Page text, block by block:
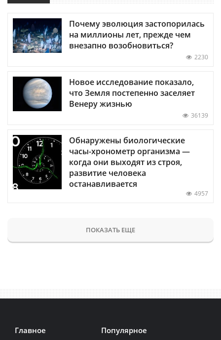
Почему эволюция застопорилась
на миллионы лет, прежде чем
внезапно возобновиться?
2230
Новое исследование показало,
что Земля постепенно заселяет
Венеру жизнью
36139
Обнаружены биологические
часы-хронометр организма —
когда они выходят из строя,
развитие человека
останавливается
4957
ПОКАЗАТЬ ЕЩЕ
Главное Популярное